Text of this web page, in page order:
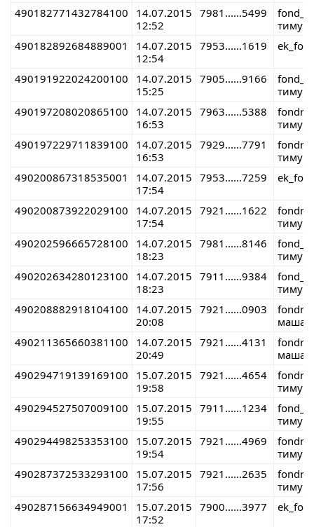
490182771432784100
14.07.2015
12:52
7981......5499
тимур
490182892684889001
14.07.2015
12:54
7953......1619
490191922024200100
14.07.2015
15:25
7905......9166
тимур
490197208020865100
14.07.2015
16:53
7963......5388
тимур
490197229711839100
14.07.2015
16:53
7929......7791
тимур
490200867318535001
14.07.2015
17:54
7953......7259
490200873922029100
14.07.2015
17:54
7921......1622
тимур
490202596665728100
14.07.2015
18:23
7981......8146
тимур
490202634280123100
14.07.2015
18:23
7911......9384
тимур
490208882918104100
14.07.2015
20:08
7921......0903
маша
490211365660381100
14.07.2015
20:49
7921......4131
маша
490294719139169100
15.07.2015
19:58
7921......4654
тимур
490294527507009100
15.07.2015
19:55
7911......1234
тимур
490294498253353100
15.07.2015
19:54
7921......4969
тимур
490287372533293100
15.07.2015
17:56
7921......2635
тимур
490287156634949001
15.07.2015
17:52
7900......3977